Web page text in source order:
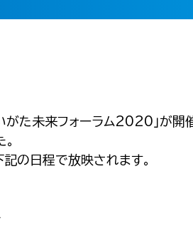
た未来フォーラム2020」が開
の日程で放映されます。